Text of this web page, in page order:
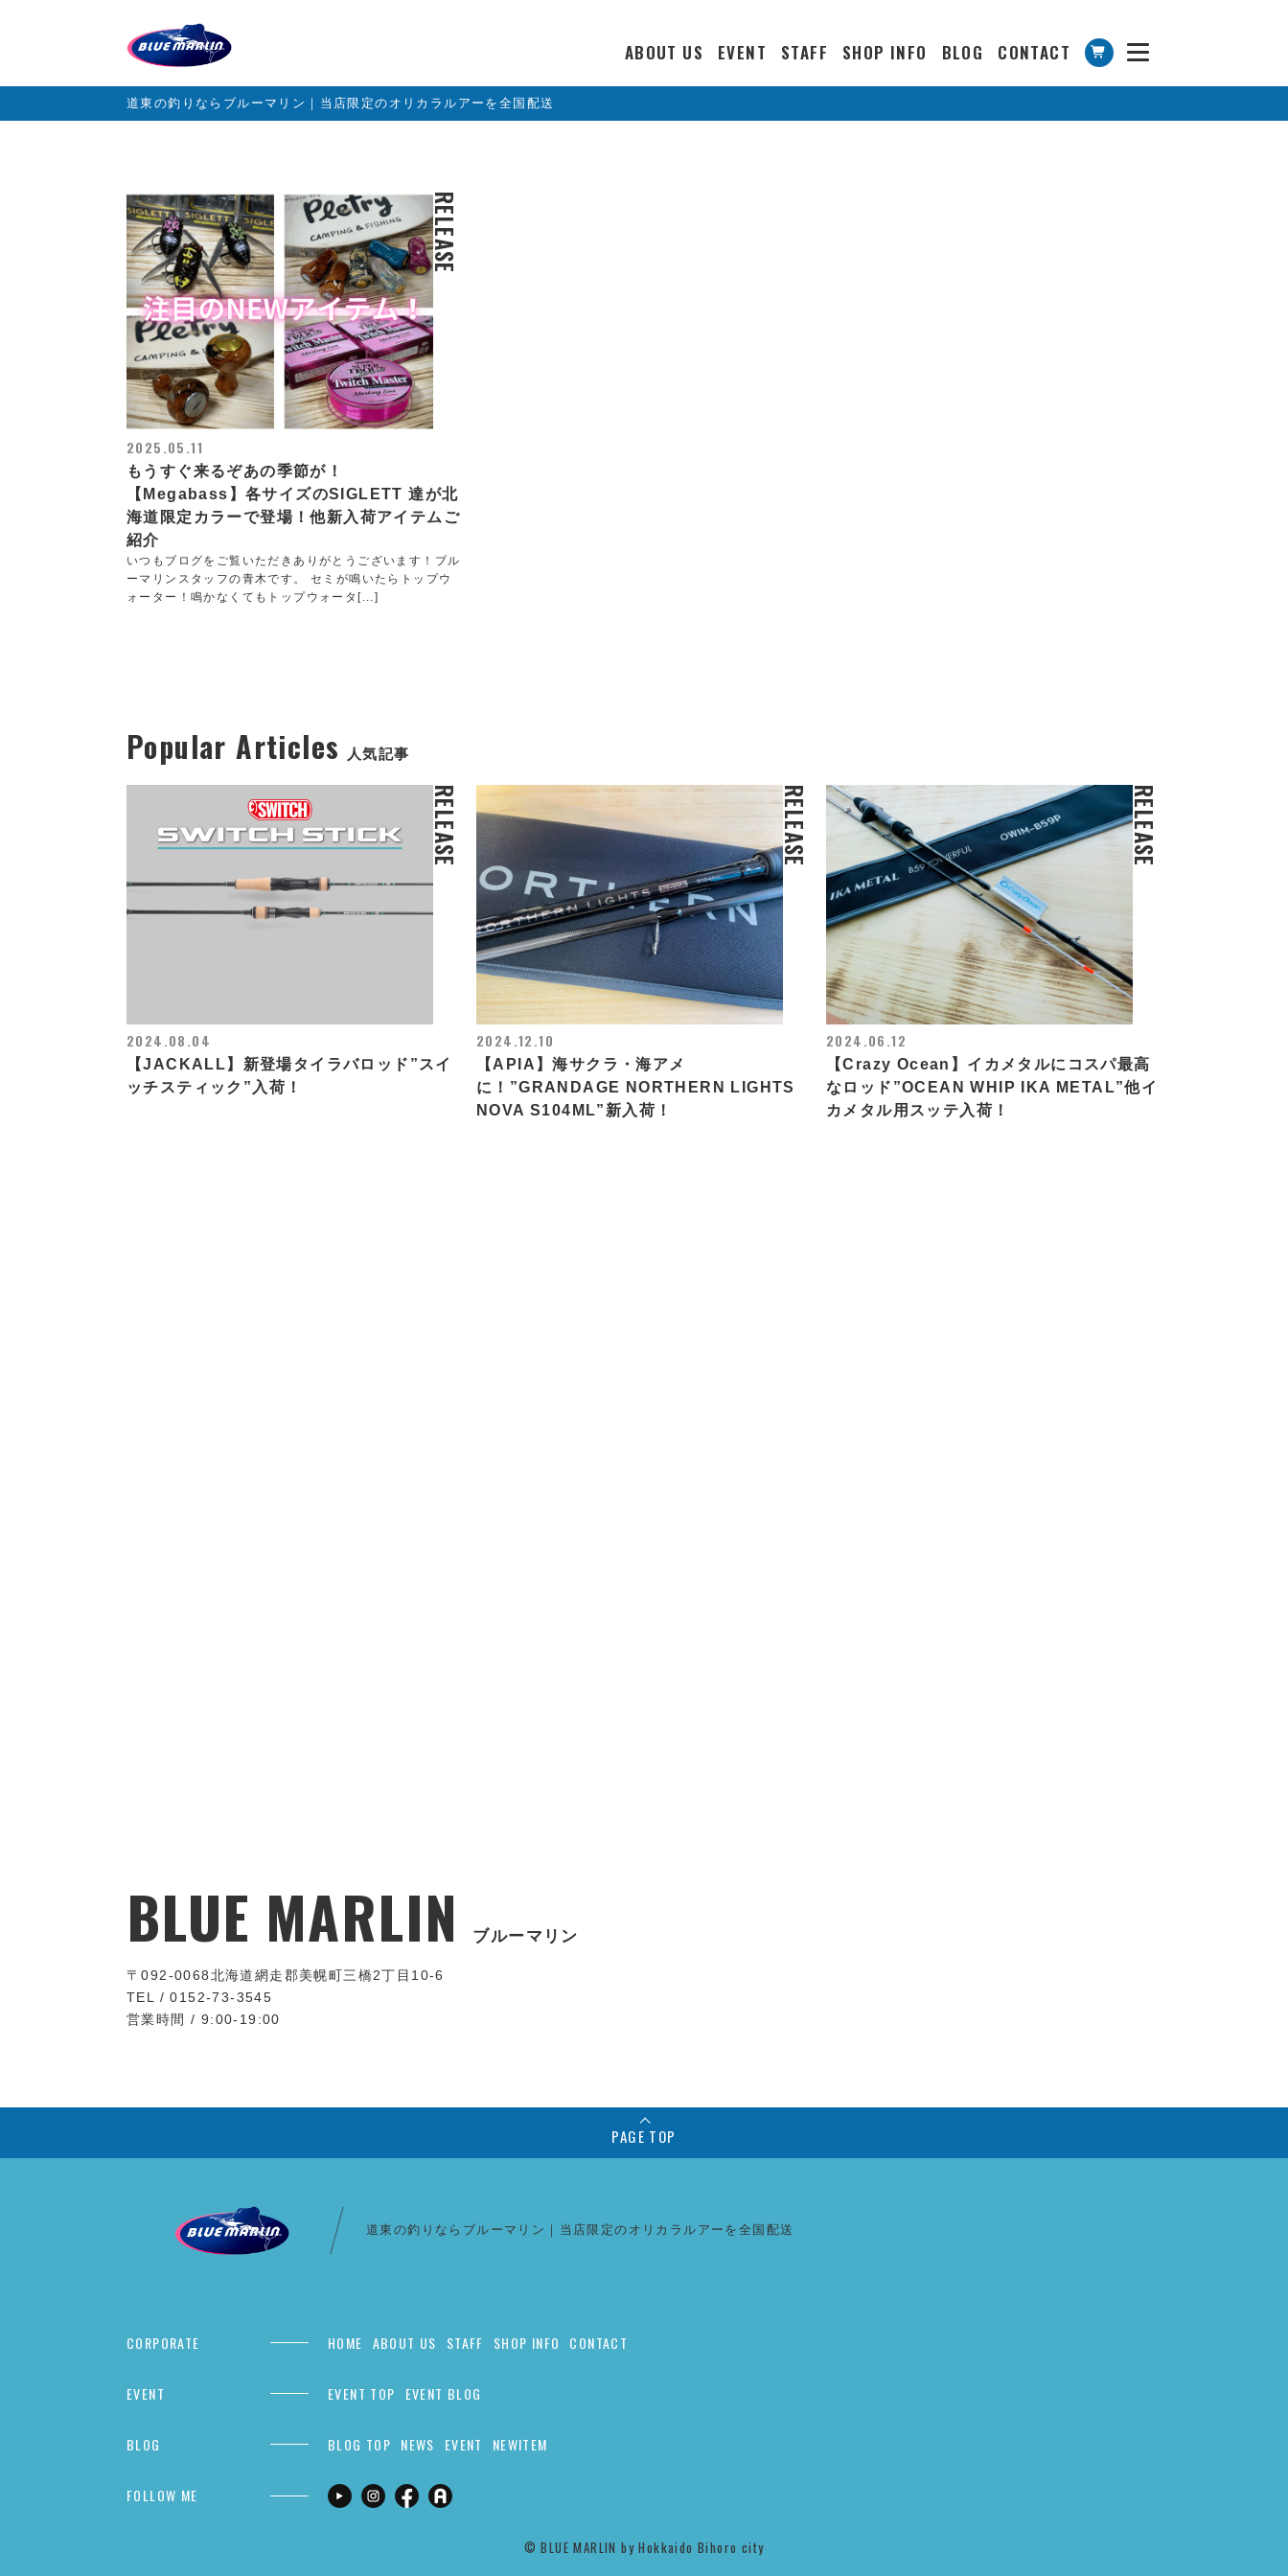
ABOUT US EVENT STAFF SHOP INFO BLOG CONTACT
道東の釣りならブルーマリン｜当店限定のオリカラルアーを全国配送
RELEASE
2025.05.11
もうすぐ来るぞあの季節が！
【Megabass】各サイズのSIGLETT 達が北
海道限定カラーで登場！他新入荷アイテムご
紹介
いつもブログをご覧いただきありがとうございます！ブル
ーマリンスタッフの青木です。 セミが鳴いたらトップウ
ォーター！鳴かなくてもトップウォータ[...]
Popular Articles 人気記事
RELEASE
2024.08.04
【JACKALL】新登場タイラバロッド”スイ
ッチスティック”入荷！
RELEASE
2024.12.10
【APIA】海サクラ・海アメ
に！”GRANDAGE NORTHERN LIGHTS
NOVA S104ML”新入荷！
RELEASE
2024.06.12
【Crazy Ocean】イカメタルにコスパ最高
なロッド”OCEAN WHIP IKA METAL”他イ
カメタル用スッテ入荷！
BLUE MARLIN ブルーマリン
〒092-0068北海道網走郡美幌町三橋2丁目10-6
TEL / 0152-73-3545
営業時間 / 9:00-19:00
PAGE TOP
道東の釣りならブルーマリン｜当店限定のオリカラルアーを全国配送
CORPORATE HOME ABOUT US STAFF SHOP INFO CONTACT
EVENT EVENT TOP EVENT BLOG
BLOG BLOG TOP NEWS EVENT NEWITEM
FOLLOW ME
©︎ BLUE MARLIN by Hokkaido Bihoro city